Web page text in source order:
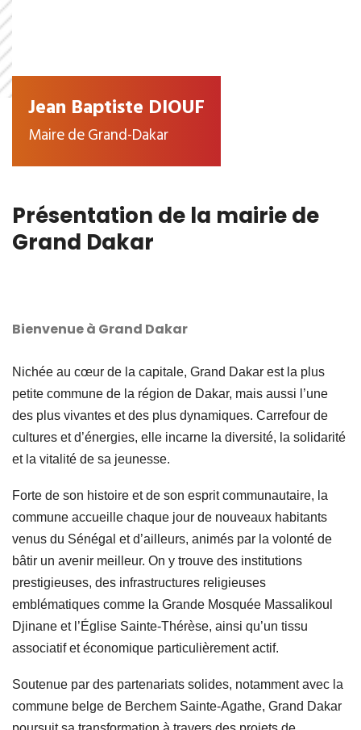
Jean Baptiste DIOUF
Maire de Grand-Dakar
Présentation de la mairie de
Grand Dakar
Bienvenue à Grand Dakar
Nichée au cœur de la capitale, Grand Dakar est la plus
petite commune de la région de Dakar, mais aussi l’une
des plus vivantes et des plus dynamiques. Carrefour de
cultures et d’énergies, elle incarne la diversité, la solidarité
et la vitalité de sa jeunesse.
Forte de son histoire et de son esprit communautaire, la
commune accueille chaque jour de nouveaux habitants
venus du Sénégal et d’ailleurs, animés par la volonté de
bâtir un avenir meilleur. On y trouve des institutions
prestigieuses, des infrastructures religieuses
emblématiques comme la Grande Mosquée Massalikoul
Djinane et l’Église Sainte-Thérèse, ainsi qu’un tissu
associatif et économique particulièrement actif.
Soutenue par des partenariats solides, notamment avec la
commune belge de Berchem Sainte-Agathe, Grand Dakar